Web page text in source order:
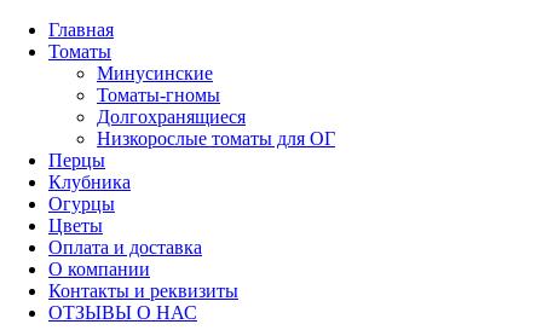
Главная
Томаты
Минусинские
Томаты-гномы
Долгохранящиеся
Низкорослые томаты для ОГ
Перцы
Клубника
Огурцы
Цветы
Оплата и доставка
О компании
Контакты и реквизиты
ОТЗЫВЫ О НАС